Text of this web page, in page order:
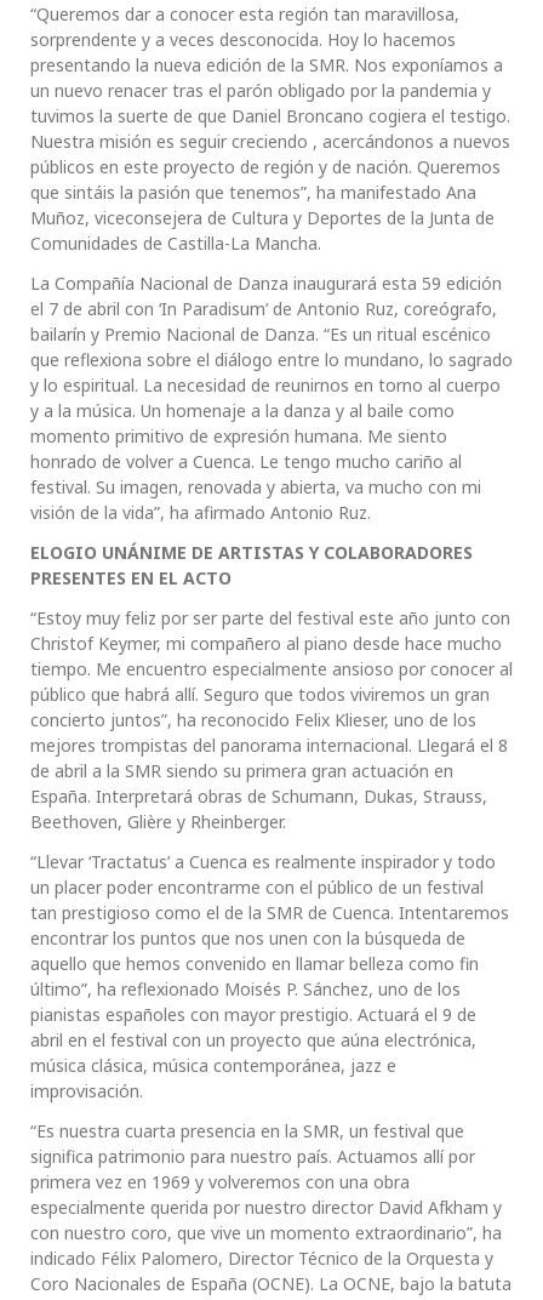
“Queremos dar a conocer esta región tan maravillosa,
sorprendente y a veces desconocida. Hoy lo hacemos
presentando la nueva edición de la SMR. Nos exponíamos a
un nuevo renacer tras el parón obligado por la pandemia y
tuvimos la suerte de que Daniel Broncano cogiera el testigo.
Nuestra misión es seguir creciendo , acercándonos a nuevos
públicos en este proyecto de región y de nación. Queremos
que sintáis la pasión que tenemos”, ha manifestado Ana
Muñoz, viceconsejera de Cultura y Deportes de la Junta de
Comunidades de Castilla-La Mancha.
La Compañía Nacional de Danza inaugurará esta 59 edición
el 7 de abril con ‘In Paradisum’ de Antonio Ruz, coreógrafo,
bailarín y Premio Nacional de Danza. “Es un ritual escénico
que reflexiona sobre el diálogo entre lo mundano, lo sagrado
y lo espiritual. La necesidad de reunirnos en torno al cuerpo
y a la música. Un homenaje a la danza y al baile como
momento primitivo de expresión humana. Me siento
honrado de volver a Cuenca. Le tengo mucho cariño al
festival. Su imagen, renovada y abierta, va mucho con mi
visión de la vida”, ha afirmado Antonio Ruz.
ELOGIO UNÁNIME DE ARTISTAS Y COLABORADORES
PRESENTES EN EL ACTO
“Estoy muy feliz por ser parte del festival este año junto con
Christof Keymer, mi compañero al piano desde hace mucho
tiempo. Me encuentro especialmente ansioso por conocer al
público que habrá allí. Seguro que todos viviremos un gran
concierto juntos”, ha reconocido Felix Klieser, uno de los
mejores trompistas del panorama internacional. Llegará el 8
de abril a la SMR siendo su primera gran actuación en
España. Interpretará obras de Schumann, Dukas, Strauss,
Beethoven, Glière y Rheinberger.
“Llevar ‘Tractatus’ a Cuenca es realmente inspirador y todo
un placer poder encontrarme con el público de un festival
tan prestigioso como el de la SMR de Cuenca. Intentaremos
encontrar los puntos que nos unen con la búsqueda de
aquello que hemos convenido en llamar belleza como fin
último”, ha reflexionado Moisés P. Sánchez, uno de los
pianistas españoles con mayor prestigio. Actuará el 9 de
abril en el festival con un proyecto que aúna electrónica,
música clásica, música contemporánea, jazz e
improvisación.
“Es nuestra cuarta presencia en la SMR, un festival que
significa patrimonio para nuestro país. Actuamos allí por
primera vez en 1969 y volveremos con una obra
especialmente querida por nuestro director David Afkham y
con nuestro coro, que vive un momento extraordinario”, ha
indicado Félix Palomero, Director Técnico de la Orquesta y
Coro Nacionales de España (OCNE). La OCNE, bajo la batuta